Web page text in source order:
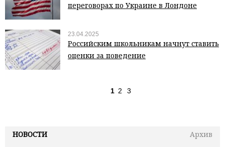
НОВОСТИ
Архив
переговорах по Украине в Лондоне
23.04.2025
Российским школьникам начнут ставить
оценки за поведение
1 2 3